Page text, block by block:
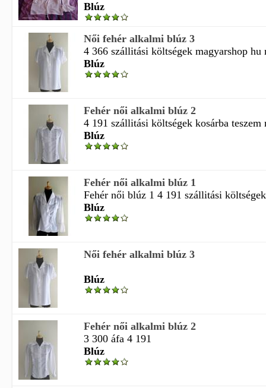
Blúz
Női fehér alkalmi blúz 3
4 366 szállitási költségek magyarshop
Blúz
Fehér női alkalmi blúz 2
4 191 szállitási költségek kosárba teszem
Blúz
Fehér női alkalmi blúz 1
Fehér női blúz 1 4 191 szállitási
Blúz
Női fehér alkalmi blúz 3
Blúz
Fehér női alkalmi blúz 2
3 300 áfa 4 191
Blúz